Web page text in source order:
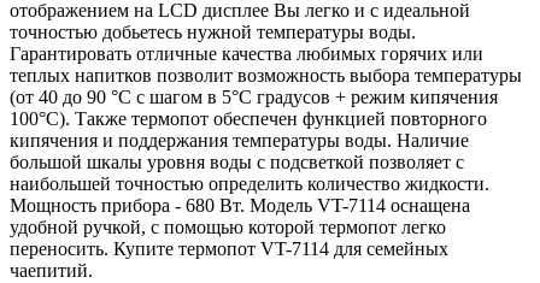
отображением на LCD дисплее Вы легко и с идеальной
точностью добьетесь нужной температуры воды.
Гарантировать отличные качества любимых горячих или
теплых напитков позволит возможность выбора температуры
(от 40 до 90 °C с шагом в 5°C градусов + режим кипячения
100°C). Также термопот обеспечен функцией повторного
кипячения и поддержания температуры воды. Наличие
большой шкалы уровня воды с подсветкой позволяет с
наибольшей точностью определить количество жидкости.
Мощность прибора - 680 Вт. Модель VT-7114 оснащена
удобной ручкой, с помощью которой термопот легко
переносить. Купите термопот VT-7114 для семейных
чаепитий.